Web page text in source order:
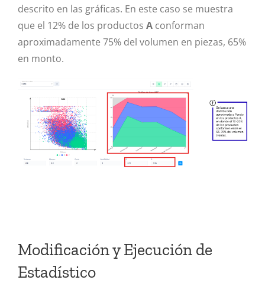
descrito en las gráficas. En este caso se muestra
que el 12% de los productos A conforman
aproximadamente 75% del volumen en piezas, 65%
en monto.
Modificación y Ejecución de
Estadístico